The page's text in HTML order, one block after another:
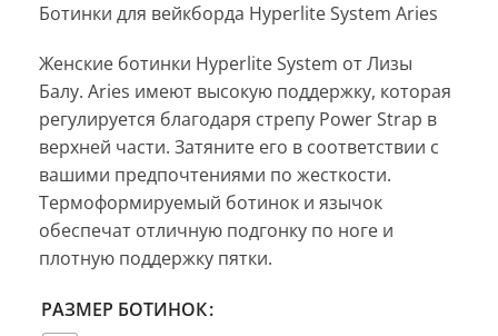
Ботинки для вейкборда Hyperlite System Aries
Женские ботинки Hyperlite System от Лизы
Балу. Aries имеют высокую поддержку, которая
регулируется благодаря стрепу Power Strap в
верхней части. Затяните его в соответствии с
вашими предпочтениями по жесткости.
Термоформируемый ботинок и язычок
обеспечат отличную подгонку по ноге и
плотную поддержку пятки.
РАЗМЕР БОТИНОК